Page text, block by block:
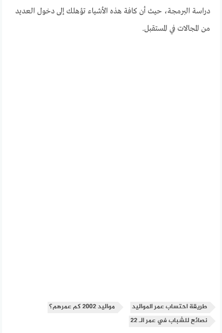
دراسة البرمجة، حيث أن كافة هذه الأشياء تؤهلك إلى دخول العديد
من المجالات في المستقبل.
طريقة احتساب عمر المواليد
مواليد 2002 كم عمرهم؟
نصائح للشباب في عمر الـ 22